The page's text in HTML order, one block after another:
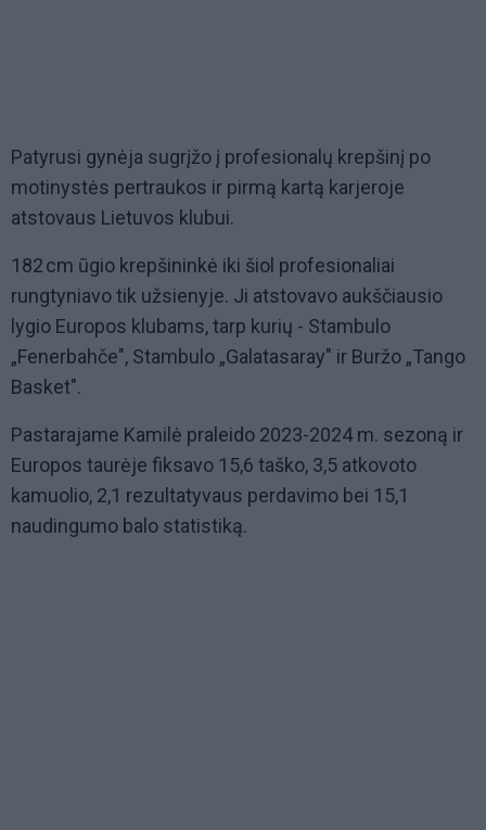
Patyrusi gynėja sugrįžo į profesionalų krepšinį po
motinystės pertraukos ir pirmą kartą karjeroje
atstovaus Lietuvos klubui.
182 cm ūgio krepšininkė iki šiol profesionaliai
rungtyniavo tik užsienyje. Ji atstovavo aukščiausio
lygio Europos klubams, tarp kurių - Stambulo
„Fenerbahče", Stambulo „Galatasaray" ir Buržo „Tango
Basket".
Pastarajame Kamilė praleido 2023-2024 m. sezoną ir
Europos taurėje fiksavo 15,6 taško, 3,5 atkovoto
kamuolio, 2,1 rezultatyvaus perdavimo bei 15,1
naudingumo balo statistiką.